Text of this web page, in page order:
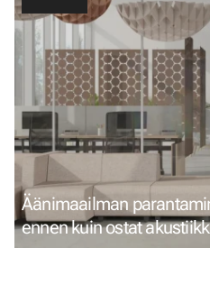
Äänimaailman
ennen kuin ostat